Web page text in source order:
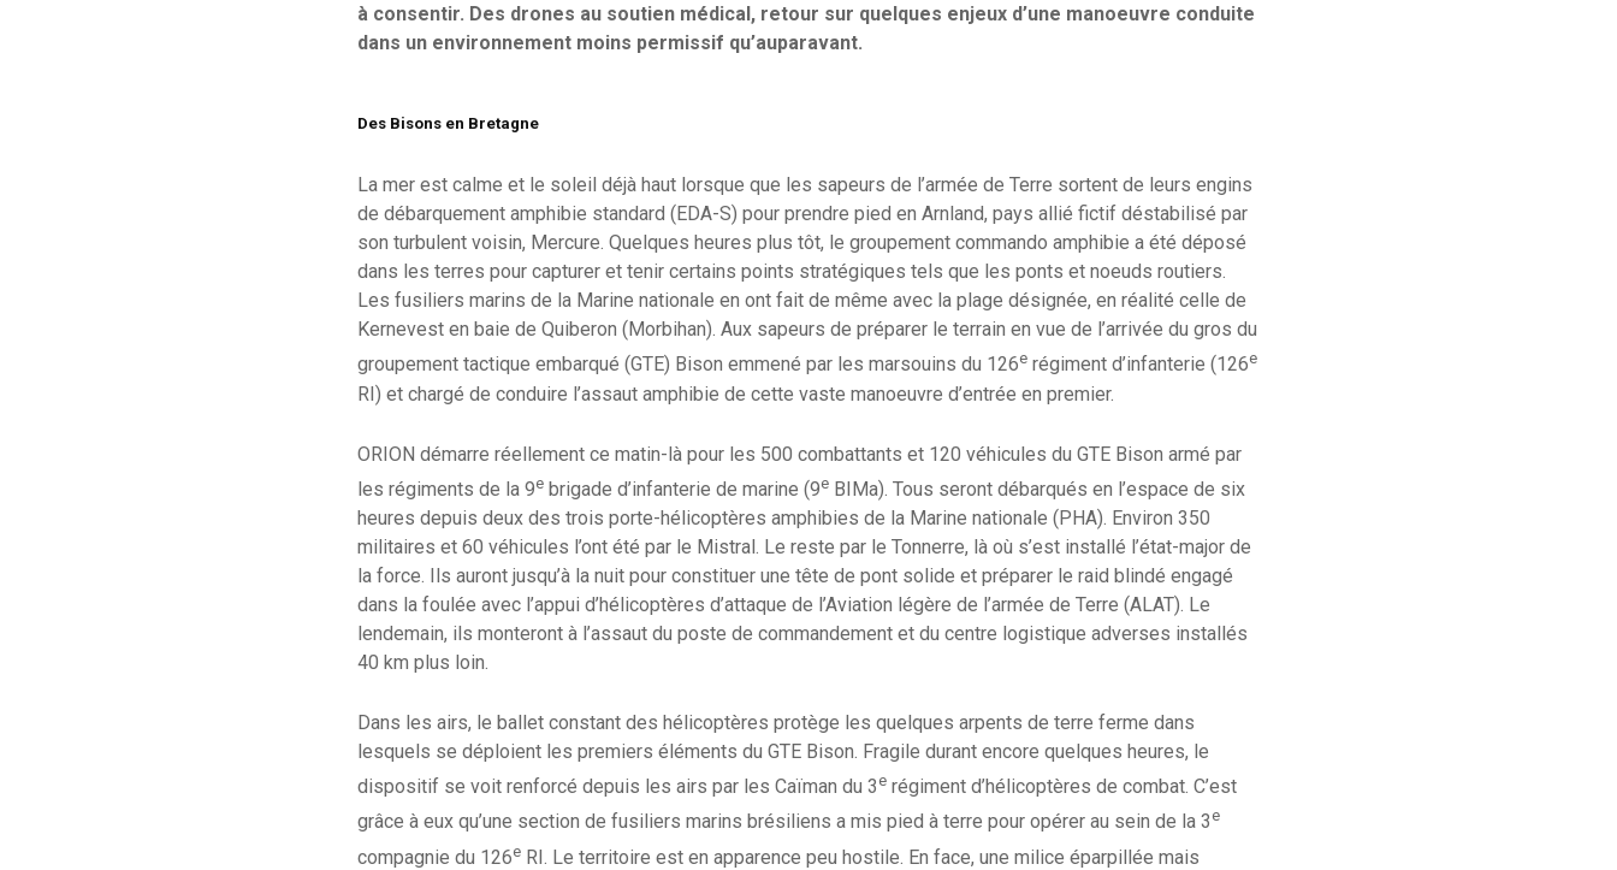
à consentir. Des drones au soutien médical, retour sur quelques enjeux d’une manoeuvre conduite
dans un environnement moins permissif qu’auparavant.
Des Bisons en Bretagne
La mer est calme et le soleil déjà haut lorsque que les sapeurs de l’armée de Terre sortent de leurs engins
de débarquement amphibie standard (EDA-S) pour prendre pied en Arnland, pays allié fictif déstabilisé par
son turbulent voisin, Mercure. Quelques heures plus tôt, le groupement commando amphibie a été déposé
dans les terres pour capturer et tenir certains points stratégiques tels que les ponts et noeuds routiers.
Les fusiliers marins de la Marine nationale en ont fait de même avec la plage désignée, en réalité celle de
Kernevest en baie de Quiberon (Morbihan). Aux sapeurs de préparer le terrain en vue de l’arrivée du gros du
groupement tactique embarqué (GTE) Bison emmené par les marsouins du 126e régiment d’infanterie (126e
RI) et chargé de conduire l’assaut amphibie de cette vaste manoeuvre d’entrée en premier.
ORION démarre réellement ce matin-là pour les 500 combattants et 120 véhicules du GTE Bison armé par
les régiments de la 9e brigade d’infanterie de marine (9e BIMa). Tous seront débarqués en l’espace de six
heures depuis deux des trois porte-hélicoptères amphibies de la Marine nationale (PHA). Environ 350
militaires et 60 véhicules l’ont été par le Mistral. Le reste par le Tonnerre, là où s’est installé l’état-major de
la force. Ils auront jusqu’à la nuit pour constituer une tête de pont solide et préparer le raid blindé engagé
dans la foulée avec l’appui d’hélicoptères d’attaque de l’Aviation légère de l’armée de Terre (ALAT). Le
lendemain, ils monteront à l’assaut du poste de commandement et du centre logistique adverses installés
40 km plus loin.
Dans les airs, le ballet constant des hélicoptères protège les quelques arpents de terre ferme dans
lesquels se déploient les premiers éléments du GTE Bison. Fragile durant encore quelques heures, le
dispositif se voit renforcé depuis les airs par les Caïman du 3e régiment d’hélicoptères de combat. C’est
grâce à eux qu’une section de fusiliers marins brésiliens a mis pied à terre pour opérer au sein de la 3e
compagnie du 126e RI. Le territoire est en apparence peu hostile. En face, une milice éparpillée mais